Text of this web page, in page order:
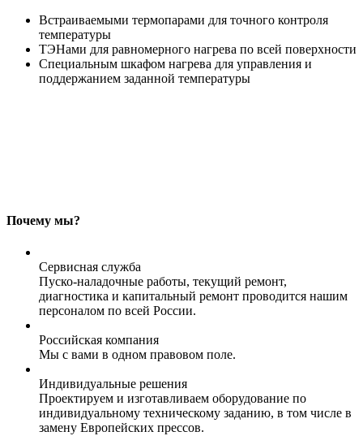
Встраиваемыми термопарами для точного контроля
температуры
ТЭНами для равномерного нагрева по всей поверхности
Специальным шкафом нагрева для управления и
поддержанием заданной температуры
Почему мы?
Сервисная служба
Пуско-наладочные работы, текущий ремонт,
диагностика и капитальный ремонт проводится нашим
персоналом по всей России.
Российская компания
Мы с вами в одном правовом поле.
Индивидуальные решения
Проектируем и изготавливаем оборудование по
индивидуальному техническому заданию, в том числе в
замену Европейских прессов.